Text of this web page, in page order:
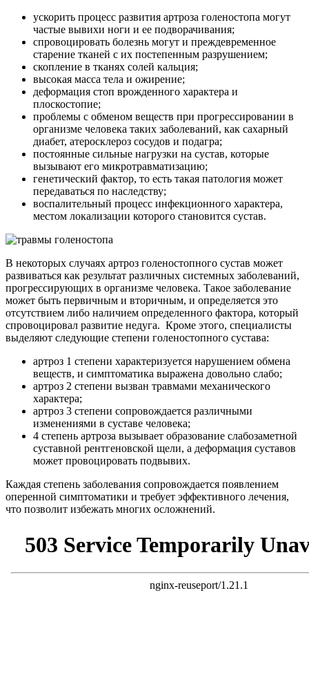
ускорить процесс развития артроза голеностопа могут
частые вывихи ноги и ее подворачивания;
спровоцировать болезнь могут и преждевременное
старение тканей с их постепенным разрушением;
скопление в тканях солей кальция;
высокая масса тела и ожирение;
деформация стоп врожденного характера и
плоскостопие;
проблемы с обменом веществ при прогрессировании в
организме человека таких заболеваний, как сахарный
диабет, атеросклероз сосудов и подагра;
постоянные сильные нагрузки на сустав, которые
вызывают его микротравматизацию;
генетический фактор, то есть такая патология может
передаваться по наследству;
воспалительный процесс инфекционного характера,
местом локализации которого становится сустав.
В некоторых случаях артроз голеностопного сустав может
развиваться как результат различных системных заболеваний,
прогрессирующих в организме человека. Такое заболевание
может быть первичным и вторичным, и определяется это
отсутствием либо наличием определенного фактора, который
спровоцировал развитие недуга. Кроме этого, специалисты
выделяют следующие степени голеностопного сустава:
артроз 1 степени характеризуется нарушением обмена
веществ, и симптоматика выражена довольно слабо;
артроз 2 степени вызван травмами механического
характера;
артроз 3 степени сопровождается различными
изменениями в суставе человека;
4 степень артроза вызывает образование слабозаметной
суставной рентгеновской щели, а деформация суставов
может провоцировать подвывих.
Каждая степень заболевания сопровождается появлением
оперенной симптоматики и требует эффективного лечения,
что позволит избежать многих осложнений.